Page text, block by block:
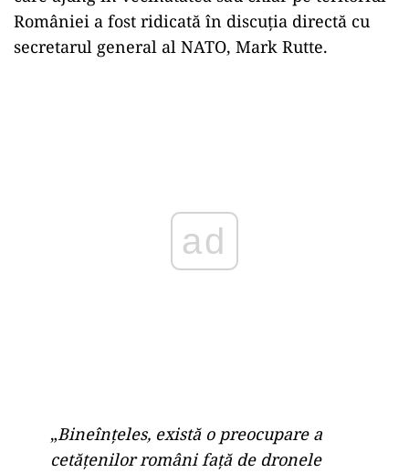
României a fost ridicată în discuția directă cu
secretarul general al NATO, Mark Rutte.
ad
„Bineînțeles, există o preocupare a
cetățenilor români față de dronele